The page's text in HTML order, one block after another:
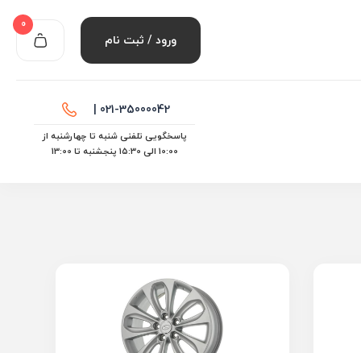
ورود / ثبت نام
0
021-35000042 |
پاسخگویی تلفنی شنبه تا چهارشنبه از
10:00 الی ۱۵:30 پنجشنبه تا 13:00